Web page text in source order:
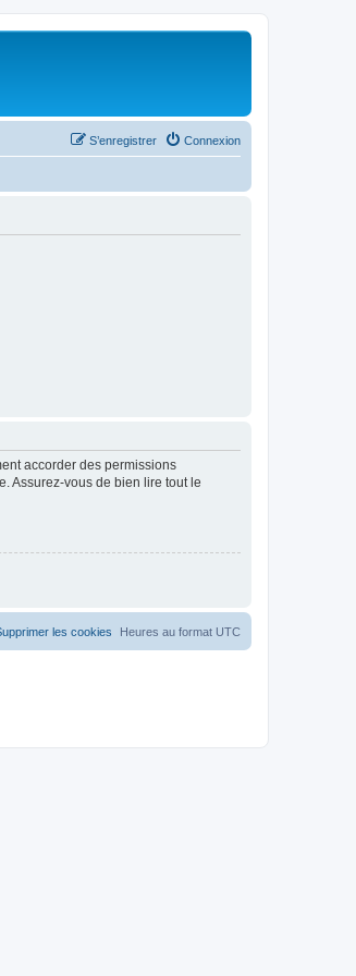
Connexion
S’enregistrer
accorder des permissions
Assurez-vous de bien lire tout le
Heures au format UTC
les cookies